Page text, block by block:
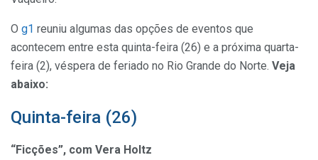
O g1 reuniu algumas das opções de eventos que
acontecem entre esta quinta-feira (26) e a próxima quarta-
feira (2), véspera de feriado no Rio Grande do Norte. Veja
abaixo:
Quinta-feira (26)
“Ficções”, com Vera Holtz